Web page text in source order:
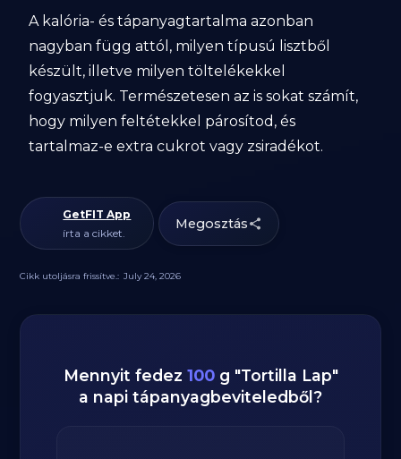
A kalória- és tápanyagtartalma azonban
nagyban függ attól, milyen típusú lisztből
készült, illetve milyen töltelékekkel
fogyasztjuk. Természetesen az is sokat számít,
hogy milyen feltétekkel párosítod, és
tartalmaz-e extra cukrot vagy zsiradékot.
GetFIT App
írta a cikket.
Megosztás
Cikk utoljásra frissítve.: July 24, 2026
Mennyit fedez 100 g "Tortilla Lap"
a napi tápanyagbeviteledből?